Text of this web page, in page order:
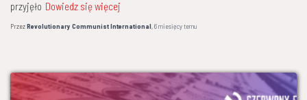
przyjęło Dowiedz się więcej
PrzezRevolutionary Communist International,6 miesięcytemu